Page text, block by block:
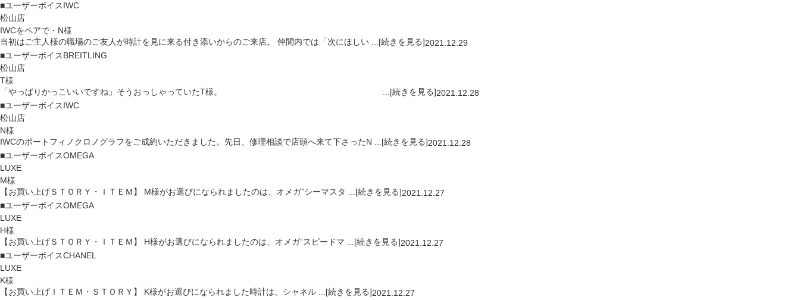
■ユーザーボイスIWC
松山店
IWCをペアで・N様
当初はご主人様の職場のご友人が時計を見に来る付き添いからのご来店。 仲間内では「次にほしい ...[続きを見る]2021.12.29
■ユーザーボイスBREITLING
松山店
T様
「やっぱりかっこいいですね」そうおっしゃっていたT様。 ...[続きを見る]2021.12.28
■ユーザーボイスIWC
松山店
N様
IWCのポートフィノクロノグラフをご成約いただきました。先日、修理相談で店頭へ来て下さったN ...[続きを見る]2021.12.28
■ユーザーボイスOMEGA
LUXE
M様
【お買い上げＳＴＯＲＹ・ＩＴＥＭ】 M様がお選びになられましたのは、オメガ”シーマスタ ...[続きを見る]2021.12.27
■ユーザーボイスOMEGA
LUXE
H様
【お買い上げＳＴＯＲＹ・ＩＴＥＭ】 H様がお選びになられましたのは、オメガ”スピードマ ...[続きを見る]2021.12.27
■ユーザーボイスCHANEL
LUXE
K様
【お買い上げＩＴＥＭ・ＳＴＯＲＹ】 K様がお選びになられました時計は、シャネル ...[続きを見る]2021.12.27